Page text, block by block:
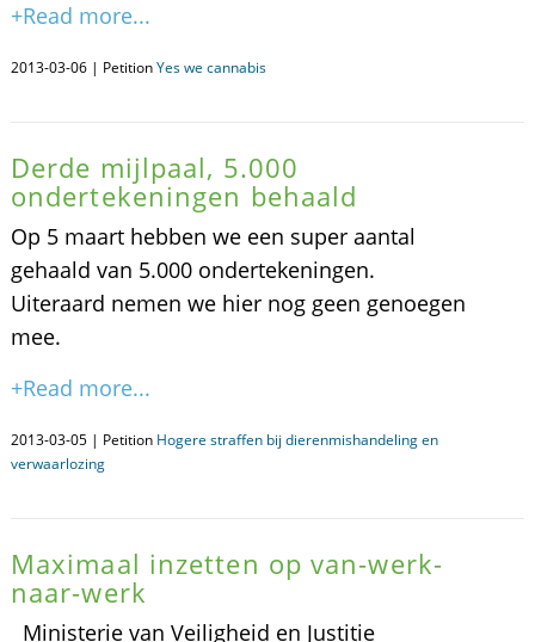
+Read more...
2013-03-06 | PetitionYes we cannabis
Derde mijlpaal, 5.000
ondertekeningen behaald
Op 5 maart hebben we een super aantal
gehaald van 5.000 ondertekeningen.
Uiteraard nemen we hier nog geen genoegen
mee.
+Read more...
2013-03-05 | Petition Hogere straffen bij dierenmishandeling en
verwaarlozing
Maximaal inzetten op van-werk-
naar-werk
Ministerie van Veiligheid en Justitie